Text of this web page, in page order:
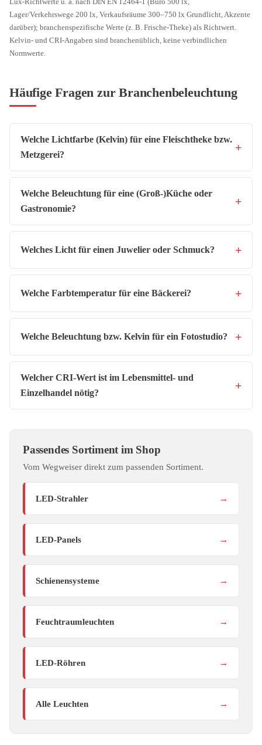
Lager/Verkehrswege 200 lx, Verkaufsräume 300–750 lx Grundlicht, Akzente
darüber); branchenspezifische Werte (z. B. Frische-Theke) als Richtwert.
Kelvin- und CRI-Angaben sind branchenüblich, keine verbindlichen
Normwerte.
Häufige Fragen zur Branchenbeleuchtung
Welche Lichtfarbe (Kelvin) für eine Fleischtheke bzw.
Metzgerei?
Welche Beleuchtung für eine (Groß-)Küche oder
Gastronomie?
Welches Licht für einen Juwelier oder Schmuck?
Welche Farbtemperatur für eine Bäckerei?
Welche Beleuchtung bzw. Kelvin für ein Fotostudio?
Welcher CRI-Wert ist im Lebensmittel- und
Einzelhandel nötig?
Passendes Sortiment im Shop
Vom Wegweiser direkt zum passenden Sortiment.
LED-Strahler →
LED-Panels →
Schienensysteme →
Feuchtraumleuchten →
LED-Röhren →
Alle Leuchten →